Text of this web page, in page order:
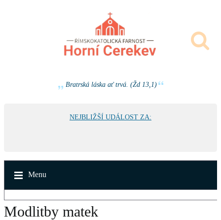
Bratrská láska ať trvá. (Žd 13,1)
NEJBLIŽŠÍ UDÁLOST ZA:
Menu
Modlitby matek